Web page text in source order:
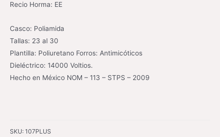
Recio Horma: EE
Casco: Poliamida
Tallas: 23 al 30
Plantilla: Poliuretano Forros: Antimicóticos
Dieléctrico: 14000 Voltios.
Hecho en México NOM – 113 – STPS – 2009
SKU: 107PLUS